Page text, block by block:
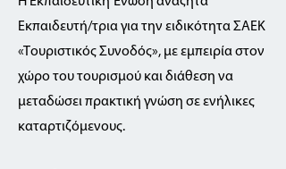
Εκπαιδευτή/τρια για την ειδικότητα ΣΑΕΚ
«Τουριστικός Συνοδός», με εμπειρία στον
χώρο του τουρισμού και διάθεση να
μεταδώσει πρακτική γνώση σε ενήλικες
καταρτιζόμενους.